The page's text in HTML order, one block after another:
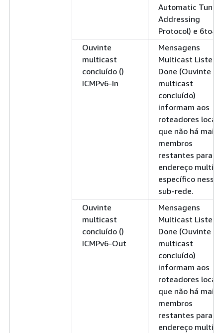
Automatic Tunnel
Addressing
Protocol) e 6to4.
Ouvinte
multicast
concluído ()
ICMPv6-In
Mensagens
Multicast
Done (Ouvinte
multicast
concluído)
informam aos
roteadores locais
que não há mais
membros
restantes para
endereço
específico nessa
sub-rede.
Ouvinte
multicast
concluído ()
ICMPv6-Out
Mensagens
Multicast
Done (Ouvinte
multicast
concluído)
informam aos
roteadores locais
que não há mais
membros
restantes para
endereço